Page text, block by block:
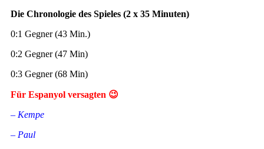
Die Chronologie des Spieles (2 x 35 Minuten)
0:1 Gegner (43 Min.)
0:2 Gegner (47 Min)
0:3 Gegner (68 Min)
Für Espanyol versagten 😉
– Kempe
– Paul